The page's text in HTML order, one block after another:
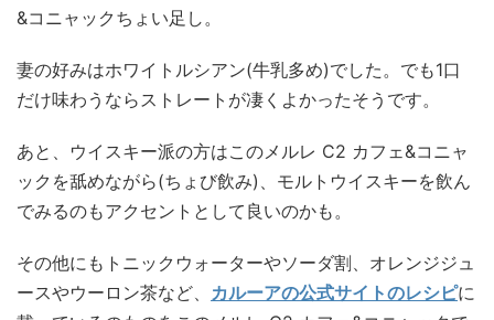
&コニャックちょい足し。
妻の好みはホワイトルシアン(牛乳多め)でした。でも1口
だけ味わうならストレートが凄くよかったそうです。
あと、ウイスキー派の方はこのメルレ C2 カフェ&コニャ
ックを舐めながら(ちょび飲み)、モルトウイスキーを飲ん
でみるのもアクセントとして良いのかも。
その他にもトニックウォーターやソーダ割、オレンジジュ
ースやウーロン茶など、 カルーアの公式サイトのレシピに